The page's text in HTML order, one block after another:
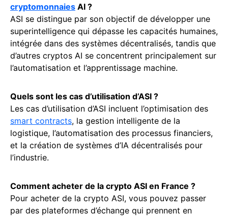
cryptomonnaies AI ?
ASI se distingue par son objectif de développer une
superintelligence qui dépasse les capacités humaines,
intégrée dans des systèmes décentralisés, tandis que
d’autres cryptos AI se concentrent principalement sur
l’automatisation et l’apprentissage machine.
Quels sont les cas d’utilisation d’ASI ?
Les cas d’utilisation d’ASI incluent l’optimisation des
smart contracts, la gestion intelligente de la
logistique, l’automatisation des processus financiers,
et la création de systèmes d’IA décentralisés pour
l’industrie.
Comment acheter de la crypto ASI en France ?
Pour acheter de la crypto ASI, vous pouvez passer
par des plateformes d’échange qui prennent en